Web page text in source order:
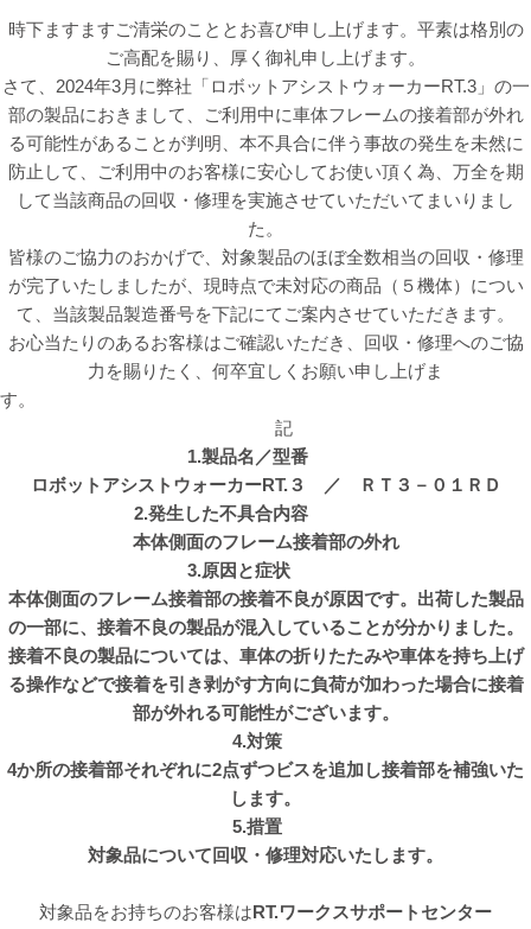
時下ますますご清栄のこととお喜び申し上げます。平素は格別の
ご高配を賜り、厚く御礼申し上げます。
さて、2024年3月に弊社「ロボットアシストウォーカーRT.3」の一
部の製品におきまして、ご利用中に車体フレームの接着部が外れ
る可能性があることが判明、本不具合に伴う事故の発生を未然に
防止して、ご利用中のお客様に安心してお使い頂く為、万全を期
して当該商品の回収・修理を実施させていただいてまいりまし
た。
皆様のご協力のおかげで、対象製品のほぼ全数相当の回収・修理
が完了いたしましたが、現時点で未対応の商品（５機体）につい
て、当該製品製造番号を下記にてご案内させていただきます。
お心当たりのあるお客様はご確認いただき、回収・修理へのご協
力を賜りたく、何卒宜しくお願い申し上げま
す
記
1.製品名／型番
ロボットアシストウォーカーRT.３ ／ ＲＴ３－０１ＲＤ
2.発生した不具合内容
本体側面のフレーム接着部の外れ
3.原因と症状
本体側面のフレーム接着部の接着不良が原因です。出荷した製品
の一部に、接着不良の製品が混入していることが分かりました。
接着不良の製品については、車体の折りたたみや車体を持ち上げ
る操作などで接着を引き剥がす方向に負荷が加わった場合に接着
部が外れる可能性がございます。
4.対策
4か所の接着部それぞれに2点ずつビスを追加し接着部を補強いた
します。
5.措置
対象品について回収・修理対応いたします。
対象品をお持ちのお客様はRT.ワークスサポートセンター